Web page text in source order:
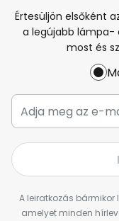
Értesüljön elsőként
a legújabb lámpa-
most és
A leiratkozás bármikor
amelyet minden